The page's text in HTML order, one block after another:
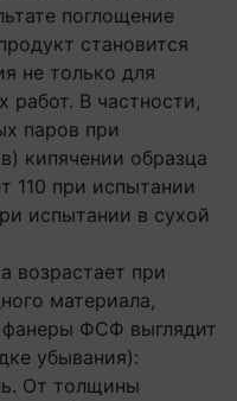
поглощение
становится
не только для
работ. В частности,
паров при
кипячении образца
110 при испытании
испытании в сухой
возрастает при
материала,
ФСФ выглядит
убывания):
От толщины